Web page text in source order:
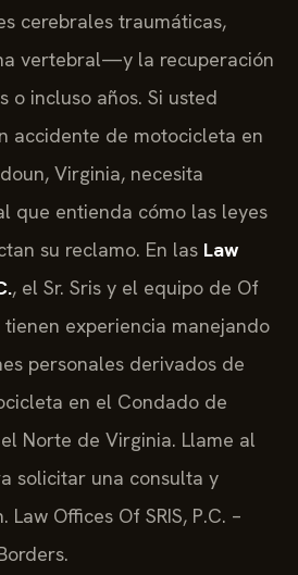
cerebrales traumáticas,
vertebral—y la recuperación
o incluso años. Si usted
accidente de motocicleta en
Virginia, necesita
que entienda cómo las leyes
su reclamo. En las Law
, el Sr. Sris y el equipo de Of
experiencia manejando
personales derivados de
en el Condado de
Norte de Virginia. Llame al
solicitar una consulta y
Offices Of SRIS, P.C. –